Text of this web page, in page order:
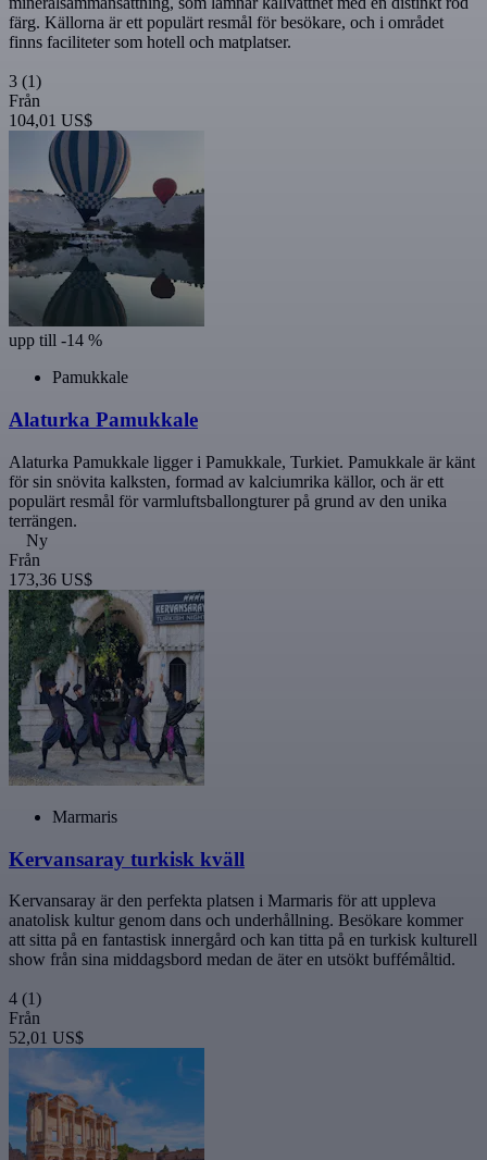
färg. Källorna är ett populärt resmål för besökare, och i området
finns faciliteter som hotell och matplatser.
3 (1)
Från
104,01 US$
upp till -14 %
Pamukkale
Alaturka Pamukkale
Alaturka Pamukkale ligger i Pamukkale, Turkiet. Pamukkale är känt
för sin snövita kalksten, formad av kalciumrika källor, och är ett
populärt resmål för varmluftsballongturer på grund av den unika
terrängen.
Ny
Från
173,36 US$
Marmaris
Kervansaray turkisk kväll
Kervansaray är den perfekta platsen i Marmaris för att uppleva
anatolisk kultur genom dans och underhållning. Besökare kommer
att sitta på en fantastisk innergård och kan titta på en turkisk kulturell
show från sina middagsbord medan de äter en utsökt buffémåltid.
4 (1)
Från
52,01 US$